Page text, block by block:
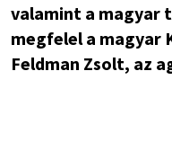
valamint a magyar
megfelel a magyar
Feldman Zsolt, az